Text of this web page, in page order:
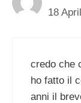
18
credo che
ho fatto il
anni il